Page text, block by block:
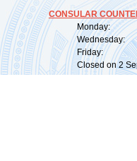
CONSULAR
Monday:
Wednesday:
Friday:
Closed on 2